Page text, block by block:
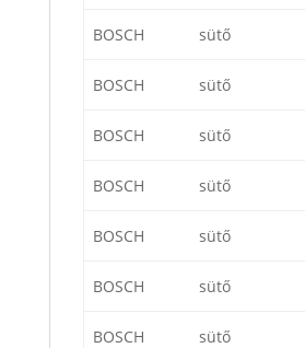
BOSCH sütő
BOSCH sütő
BOSCH sütő
BOSCH sütő
BOSCH sütő
BOSCH sütő
BOSCH sütő